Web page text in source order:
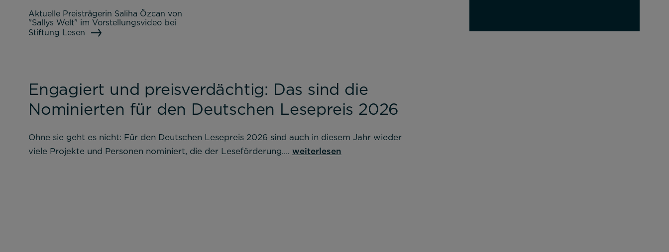
Aktuelle Preisträgerin Saliha Özcan von
"Sallys Welt" im Vorstellungsvideo bei
Stiftung Lesen
Engagiert und preisverdächtig: Das sind die
Nominierten für den Deutschen Lesepreis 2026
Ohne sie geht es nicht: Für den Deutschen Lesepreis 2026 sind auch in diesem Jahr wieder
viele Projekte und Personen nominiert, die der Leseförderung…. weiterlesen